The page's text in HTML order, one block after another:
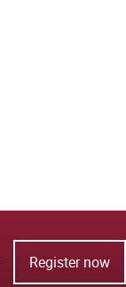
Register now